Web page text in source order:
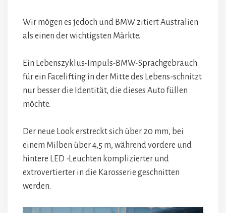
Wir mögen es jedoch und BMW zitiert Australien
als einen der wichtigsten Märkte.
Ein Lebenszyklus-Impuls-BMW-Sprachgebrauch
für ein Facelifting in der Mitte des Lebens-schnitzt
nur besser die Identität, die dieses Auto füllen
möchte.
Der neue Look erstreckt sich über 20 mm, bei
einem Milben über 4,5 m, während vordere und
hintere LED -Leuchten komplizierter und
extrovertierter in die Karosserie geschnitten
werden.